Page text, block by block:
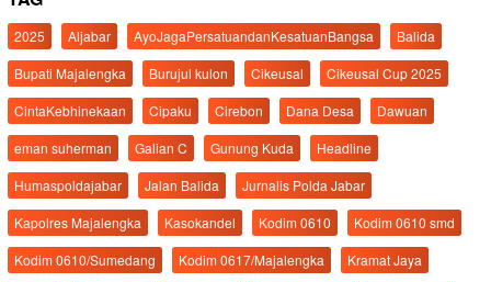
2025 Aljabar AyoJagaPersatuandanKesatuanBangsa
Balida
Bupati Majalengka
Burujul kulon Cikeusal
Cikeusal Cup 2025
CintaKebhinekaan
Cipaku Cirebon Dana Desa
Dawuan
eman suherman
Galian C Gunung Kuda
Headline
Humaspoldajabar
Jalan Balida
Jurnalis Polda Jabar
Kapolres Majalengka
Kasokandel Kodim 0610
Kodim 0610 smd
Kodim 0610/Sumedang
Kodim 0617/Majalengka
Kramat Jaya